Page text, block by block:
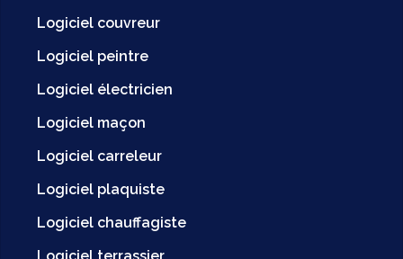
Logiciel couvreur
Logiciel peintre
Logiciel électricien
Logiciel maçon
Logiciel carreleur
Logiciel plaquiste
Logiciel chauffagiste